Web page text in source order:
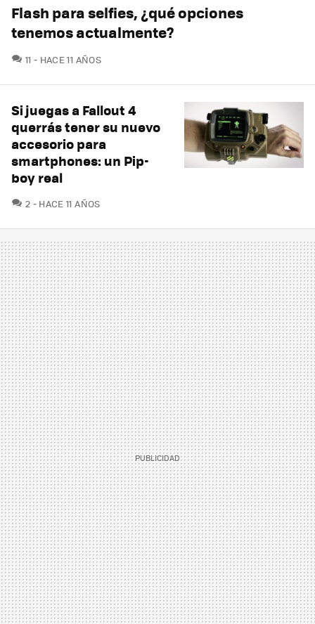
Flash para selfies, ¿qué opciones
tenemos actualmente?
11 COMENTARIOS
HACE 11 AÑOS
Si juegas a Fallout 4
querrás tener su nuevo
accesorio para
smartphones: un Pip-
boy real
2 COMENTARIOS
HACE 11 AÑOS